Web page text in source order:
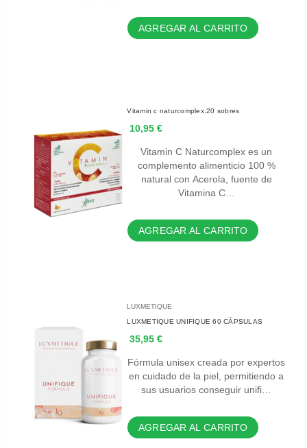
AGREGAR AL CARRITO
Vitamin c naturcomplex.20 sobres
10,95 €
Vitamin C Naturcomplex es un
complemento alimenticio 100 %
natural con Acerola, fuente de
Vitamina C…
AGREGAR AL CARRITO
LUXMETIQUE
LUXMETIQUE UNIFIQUE 60 CÁPSULAS
35,95 €
Fórmula unisex creada por expertos
en cuidado de la piel, permitiendo a
sus usuarios conseguir unifi…
AGREGAR AL CARRITO